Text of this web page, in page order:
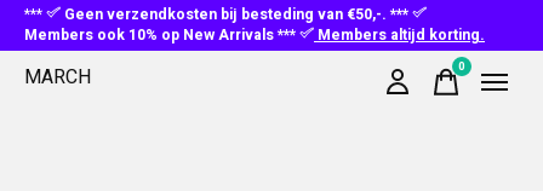
***
Geen verzendkosten bij besteding van €50,-. ***
Members ook 10% op New Arrivals ***
Members altijd korting.
MARCH 0items